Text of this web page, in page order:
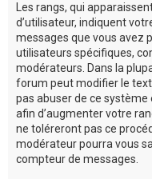
Les rangs, qui
d’utilisateur, indiquent
messages que vous avez
utilisateurs spécifiques,
modérateurs. Dans la
forum peut modifier le
pas abuser de ce
afin d’augmenter votre
ne toléreront pas ce
modérateur pourra vous
compteur de messages.